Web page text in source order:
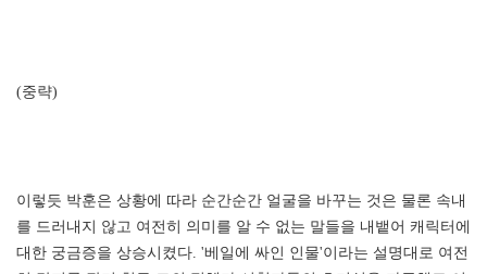
(중략)
이렇듯 박훈은 상황에 따라 순간순간 얼굴을 바꾸는 것은 물론 속내
를 드러내지 않고 여전히 의미를 알 수 없는 말들을 내뱉어 캐릭터에
대한 궁금증을 상승시켰다. '베일에 싸인 인물'이라는 설명대로 여전